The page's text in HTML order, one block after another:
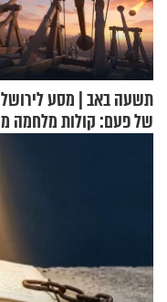
תשעה באב | מסע
של פעם: קולות מלחמה